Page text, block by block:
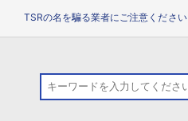
TSRの名を騙る業者にご注意ください